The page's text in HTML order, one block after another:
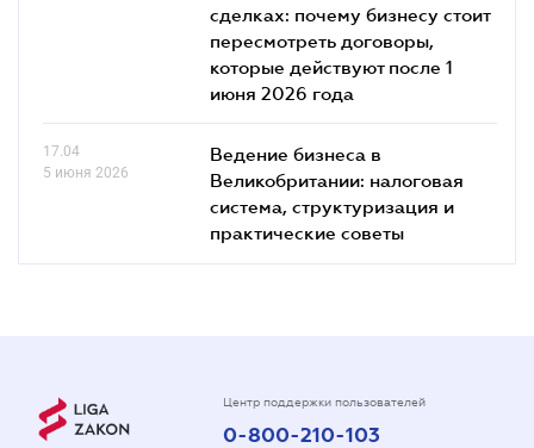
сделках: почему бизнесу стоит
пересмотреть договоры,
которые действуют после 1
июня 2026 года
17.04
5 июня 2026
Ведение бизнеса в
Великобритании: налоговая
система, структуризация и
практические советы
Центр поддержки пользователей
0-800-210-103